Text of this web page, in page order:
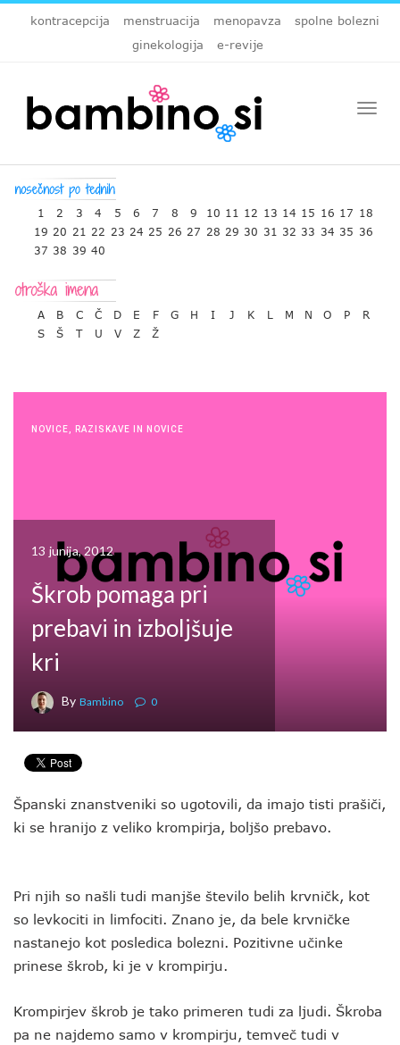
kontracepcija menstruacija menopavza
spolne bolezni
ginekologija
e-revije
1 2 3 4 5 6 7 8 9 10 11 12 13 14 15 16 17 18
19 20 21 22 23 24 25 26 27 28 29 30 31 32 33 34 35 36
37 38 39 40
A B C Č D E F G H I J K L M N O P
R
S
Š T U V Z Ž
NOVICE RAZISKAVE IN NOVICE
13 junija, 2012
Škrob pomaga pri
prebavi in izboljšuje
kri
By Bambino 0
Španski znanstveniki so ugotovili, da imajo tisti prašiči,
ki se hranijo z veliko krompirja, boljšo prebavo.
Pri njih so našli tudi manjše število belih krvničk, kot
so levkociti in limfociti. Znano je, da bele krvničke
nastanejo kot posledica bolezni. Pozitivne učinke
prinese škrob, ki je v krompirju.
Krompirjev škrob je tako primeren tudi za ljudi. Škroba
pa ne najdemo samo v krompirju, temveč tudi v